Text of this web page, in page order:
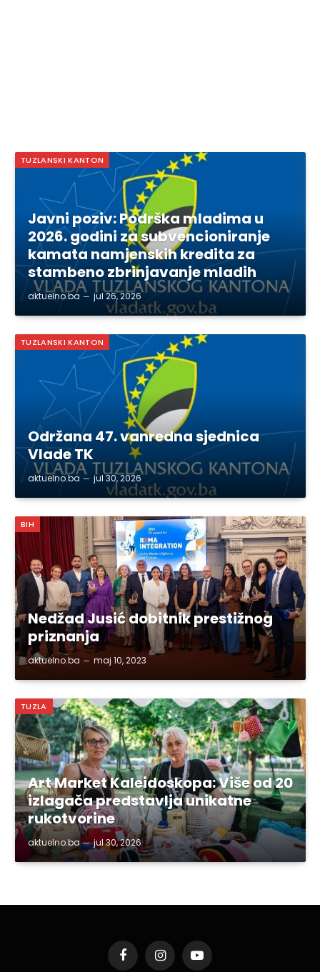
TUZLANSKI KANTON
Javni poziv: Podrška mladima u
2026. godini za subvencioniranje
kamata namjenskih kredita za
stambeno zbrinjavanje mladih
aktuelno.ba jul 26, 2026
TUZLANSKI KANTON
Održana 47. vanredna sjednica
Vlade TK
aktuelno.ba jul 30, 2026
BIH
Nedžad Jusić dobitnik prestižnog
priznanja
aktuelno.ba maj 10, 2023
TUZLA
Art Market Kaleidoskopa: Više od 20
izlagača predstavlja unikatne
rukotvorine
aktuelno.ba jul 30, 2026
FacebookInstagramYouTube